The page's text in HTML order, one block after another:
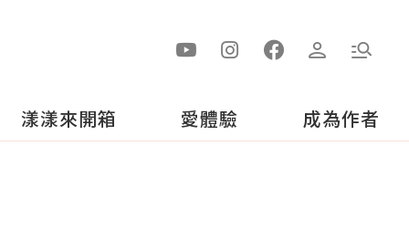
漾漾來開箱 愛體驗 成為作者